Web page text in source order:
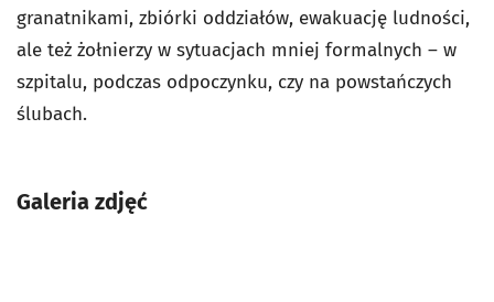
granatnikami, zbiórki oddziałów, ewakuację ludności,
ale też żołnierzy w sytuacjach mniej formalnych – w
szpitalu, podczas odpoczynku, czy na powstańczych
ślubach.
Galeria zdjęć